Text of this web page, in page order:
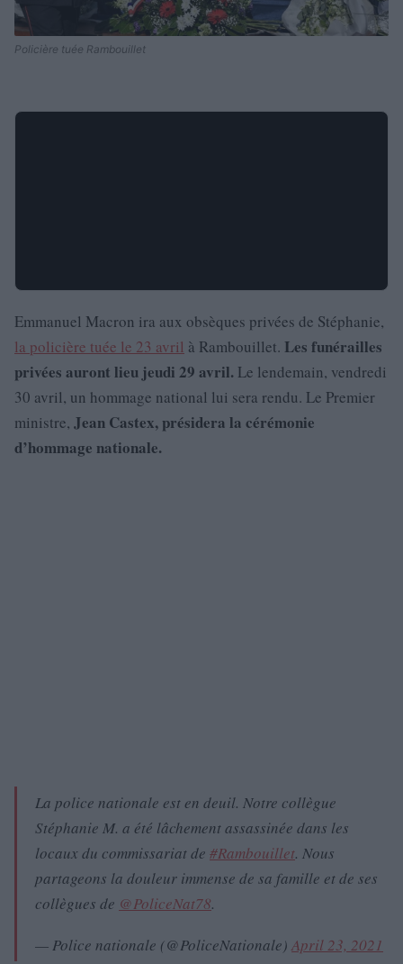
Policière tuée Rambouillet
Emmanuel Macron ira aux obsèques privées de Stéphanie,
la policière tuée le 23 avril à Rambouillet. Les funérailles
privées auront lieu jeudi 29 avril. Le lendemain, vendredi
30 avril, un hommage national lui sera rendu. Le Premier
ministre, Jean Castex, présidera la cérémonie
d’hommage nationale.
La police nationale est en deuil. Notre collègue
Stéphanie M. a été lâchement assassinée dans les
locaux du commissariat de #Rambouillet. Nous
partageons la douleur immense de sa famille et de ses
collègues de @PoliceNat78.
— Police nationale (@PoliceNationale) April 23, 2021